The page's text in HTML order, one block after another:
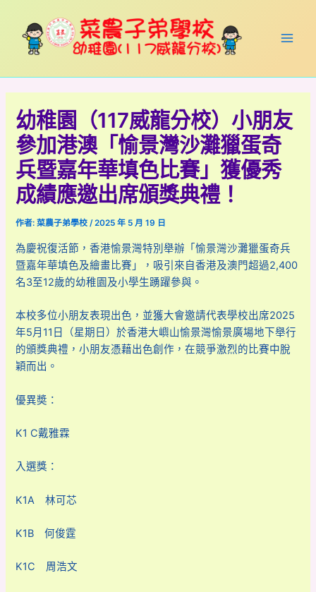
內
容
幼稚園（117威龍分校）小朋友
參加港澳「愉景灣沙灘獵蛋奇
兵暨嘉年華填色比賽」獲優秀
成績應邀出席頒獎典禮！
作者:菜農子弟學校/2025 年 5 月 19 日
為慶祝復活節，香港愉景灣特別舉辦「愉景灣沙灘獵蛋奇兵
暨嘉年華填色及繪畫比賽」，吸引來自香港及澳門超過2,400
名3至12歲的幼稚園及小學生踴躍參與。
本校多位小朋友表現出色，並獲大會邀請代表學校出席2025
年5月11日（星期日）於香港大嶼山愉景灣愉景廣場地下舉行
的頒獎典禮，小朋友憑藉出色創作，在競爭激烈的比賽中脫
穎而出。
優異奬：
K1 C戴雅霖
入選獎：
K1A 林可芯
K1B 何俊霆
K1C 周浩文
navigation